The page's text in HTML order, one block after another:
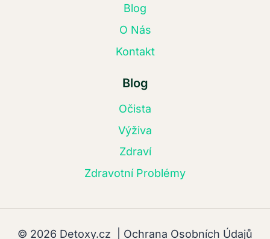
Blog
O Nás
Kontakt
Blog
Očista
Výživa
Zdraví
Zdravotní Problémy
© 2026 Detoxy.cz | Ochrana Osobních Údajů